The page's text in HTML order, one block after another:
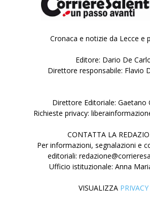
Cronaca e notizie da Lecce e
Editore: Dario De
Direttore responsabile: Flavio
Direttore Editoriale: Gaetano
Richieste privacy:
CONTATTA LA
Per informazioni, segnalazioni e
editoriali:
Ufficio istituzionale: Anna
VISUALIZZA PRIVACY